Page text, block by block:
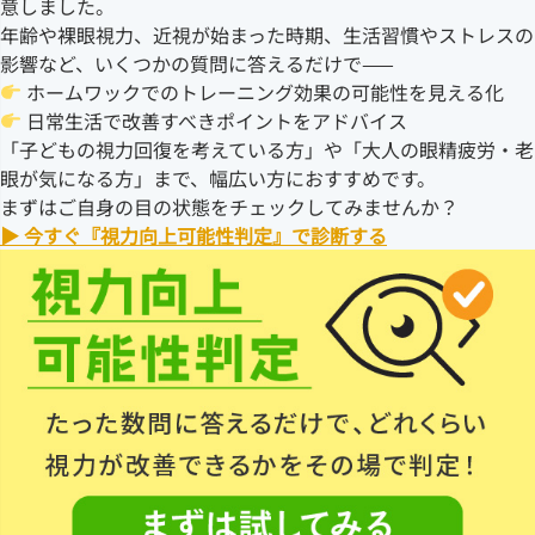
意しました。
年齢や裸眼視力、近視が始まった時期、生活習慣やストレスの
影響など、いくつかの質問に答えるだけで——
ホームワックでのトレーニング効果の可能性を見える化
日常生活で改善すべきポイントをアドバイス
「子どもの視力回復を考えている方」や「大人の眼精疲労・老
眼が気になる方」まで、幅広い方におすすめです。
まずはご自身の目の状態をチェックしてみませんか？
▶ 今すぐ『視力向上可能性判定』で診断する